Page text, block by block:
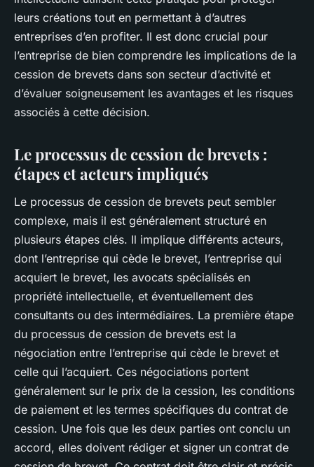
leurs créations tout en permettant à d’autres
entreprises d’en profiter. Il est donc crucial pour
l’entreprise de bien comprendre les implications de la
cession de brevets dans son secteur d’activité et
d’évaluer soigneusement les avantages et les risques
associés à cette décision.
Le processus de cession de brevets :
étapes et acteurs impliqués
Le processus de cession de brevets peut sembler
complexe, mais il est généralement structuré en
plusieurs étapes clés. Il implique différents acteurs,
dont l’entreprise qui cède le brevet, l’entreprise qui
acquiert le brevet, les avocats spécialisés en
propriété intellectuelle, et éventuellement des
consultants ou des intermédiaires. La première étape
du processus de cession de brevets est la
négociation entre l’entreprise qui cède le brevet et
celle qui l’acquiert. Ces négociations portent
généralement sur le prix de la cession, les conditions
de paiement et les termes spécifiques du contrat de
cession. Une fois que les deux parties ont conclu un
accord, elles doivent rédiger et signer un contrat de